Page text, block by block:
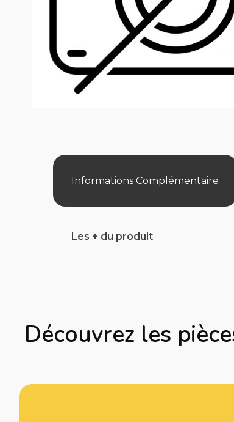
Informations Complémentaire
Les + du produit
Découvrez les